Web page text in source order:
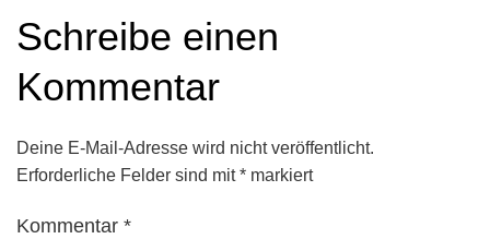
Schreibe einen
Kommentar
Deine E-Mail-Adresse wird nicht veröffentlicht.
Erforderliche Felder sind mit* markiert
Kommentar *